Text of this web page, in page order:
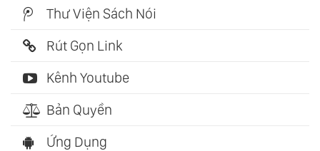
Thư Viện Sách Nói
Rút Gọn Link
Kênh Youtube
Bản Quyền
Ứng Dụng